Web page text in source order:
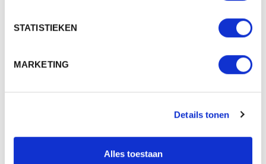
STATISTIEKEN
MARKETING
Details tonen
Alles toestaan
M160111 - CHRISTMAS CAP Download
Whitelabel (PDF)
CERTIFICATEN